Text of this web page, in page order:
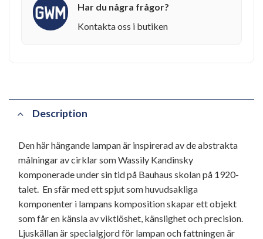
Har du några frågor?
Kontakta oss i butiken
Description
Den här hängande lampan är inspirerad av de abstrakta
målningar av cirklar som Wassily Kandinsky
komponerade under sin tid på Bauhaus skolan på 1920-
talet. En sfär med ett spjut som huvudsakliga
komponenter i lampans komposition skapar ett objekt
som får en känsla av viktlöshet, känslighet och precision.
Ljuskällan är specialgjord för lampan och fattningen är